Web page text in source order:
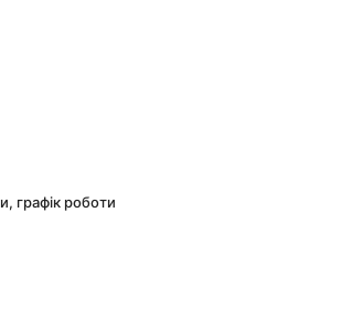
графік роботи